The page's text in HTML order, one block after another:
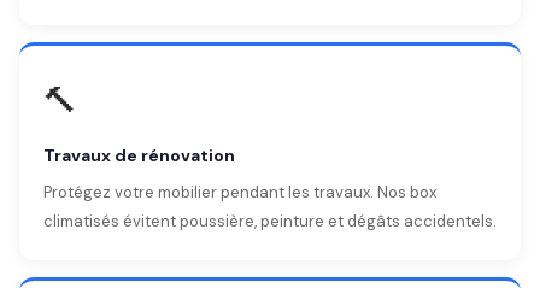
🔨
Travaux de rénovation
Protégez votre mobilier pendant les travaux. Nos box
climatisés évitent poussière, peinture et dégâts accidentels.